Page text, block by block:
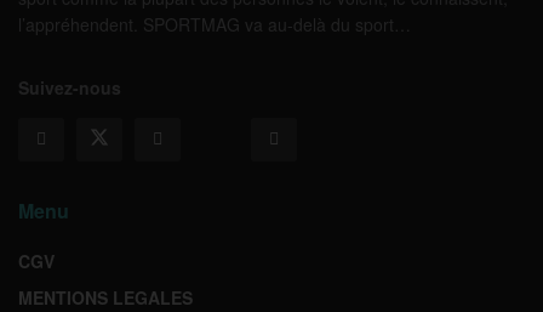
l’appréhendent. SPORTMAG va au-delà du sport…
Suivez-nous
Menu
CGV
MENTIONS LEGALES